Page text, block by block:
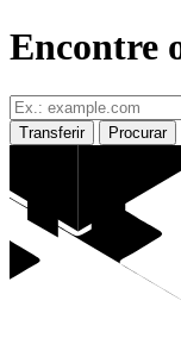
Encontre
Transferir Procurar